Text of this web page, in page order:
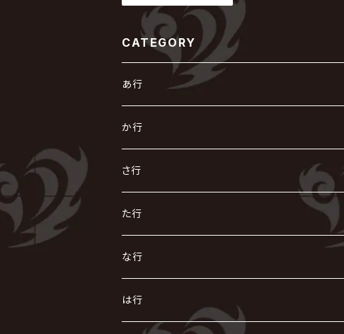
CATEGORY
あ行
あ
R指定
AIOLIN
ACME / アクメ
い
IKUO
exist†trace
Initial'L
う
VIRGE / ヴァージュ
Waive
え
ACE OF SPADES
お
か行
か
怪人二十面奏
Kαin
GACKT
き
KISAKI
キズ
く
Crack6
け
さ行
さ
ザアザア
The THIRTEEN
し
Zeke Deux
す
た行
た
DASEIN
ち
な行
な
は行